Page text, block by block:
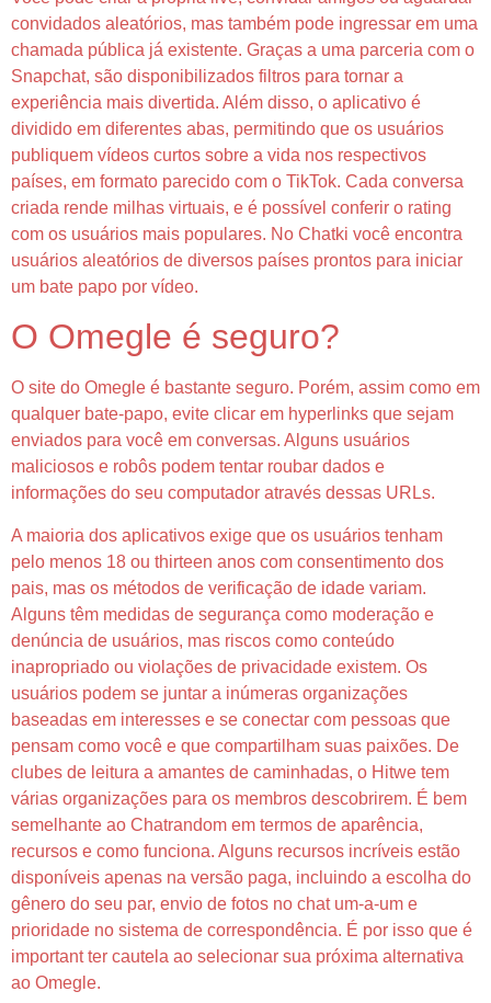
convidados aleatórios, mas também pode ingressar em uma
chamada pública já existente. Graças a uma parceria com o
Snapchat, são disponibilizados filtros para tornar a
experiência mais divertida. Além disso, o aplicativo é
dividido em diferentes abas, permitindo que os usuários
publiquem vídeos curtos sobre a vida nos respectivos
países, em formato parecido com o TikTok. Cada conversa
criada rende milhas virtuais, e é possível conferir o rating
com os usuários mais populares. No Chatki você encontra
usuários aleatórios de diversos países prontos para iniciar
um bate papo por vídeo.
O Omegle é seguro?
O site do Omegle é bastante seguro. Porém, assim como em
qualquer bate-papo, evite clicar em hyperlinks que sejam
enviados para você em conversas. Alguns usuários
maliciosos e robôs podem tentar roubar dados e
informações do seu computador através dessas URLs.
A maioria dos aplicativos exige que os usuários tenham
pelo menos 18 ou thirteen anos com consentimento dos
pais, mas os métodos de verificação de idade variam.
Alguns têm medidas de segurança como moderação e
denúncia de usuários, mas riscos como conteúdo
inapropriado ou violações de privacidade existem. Os
usuários podem se juntar a inúmeras organizações
baseadas em interesses e se conectar com pessoas que
pensam como você e que compartilham suas paixões. De
clubes de leitura a amantes de caminhadas, o Hitwe tem
várias organizações para os membros descobrirem. É bem
semelhante ao Chatrandom em termos de aparência,
recursos e como funciona. Alguns recursos incríveis estão
disponíveis apenas na versão paga, incluindo a escolha do
gênero do seu par, envio de fotos no chat um-a-um e
prioridade no sistema de correspondência. É por isso que é
important ter cautela ao selecionar sua próxima alternativa
ao Omegle.